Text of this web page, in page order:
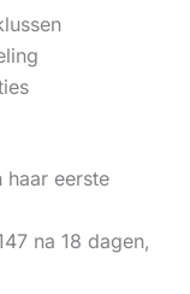
eerste
na 18 dagen,